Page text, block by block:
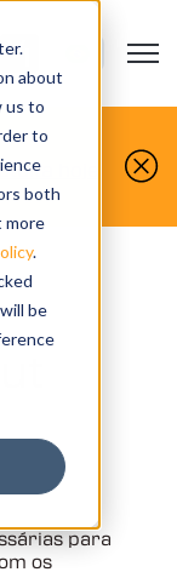
about
us to
to
both
more
.
be
Open
Show
hoje